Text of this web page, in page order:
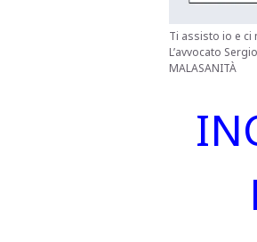
Ti assisto io e ci
L’avvocato
MALASANITÀ